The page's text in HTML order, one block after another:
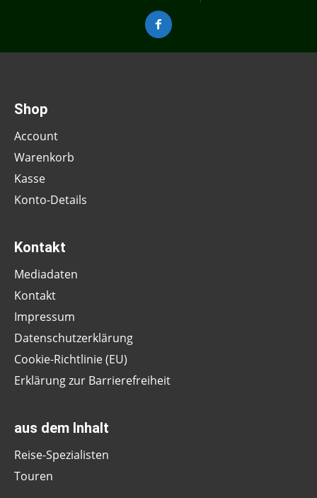
Shop
Account
Warenkorb
Kasse
Konto-Details
Kontakt
Mediadaten
Kontakt
Impressum
Datenschutzerklärung
Cookie-Richtlinie (EU)
Erklärung zur Barrierefreiheit
aus dem Inhalt
Reise-Spezialisten
Touren